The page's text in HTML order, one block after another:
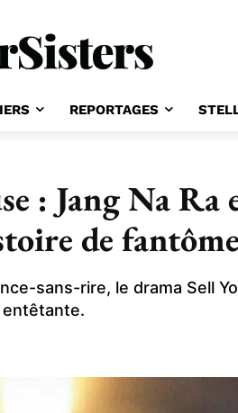
REPORTAGES
: Jang Na Ra
de
sans-rire, le drama Sell